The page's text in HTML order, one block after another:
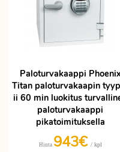
Paloturvakaappi
Titan paloturvakaapin
ii 60 min luokitus
paloturvakaappi
pikatoimituksella
Hinta 943€ / kpl